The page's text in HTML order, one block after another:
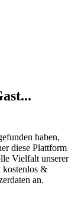
haben,
diese Plattform
Vielfalt unserer
kostenlos &
an.